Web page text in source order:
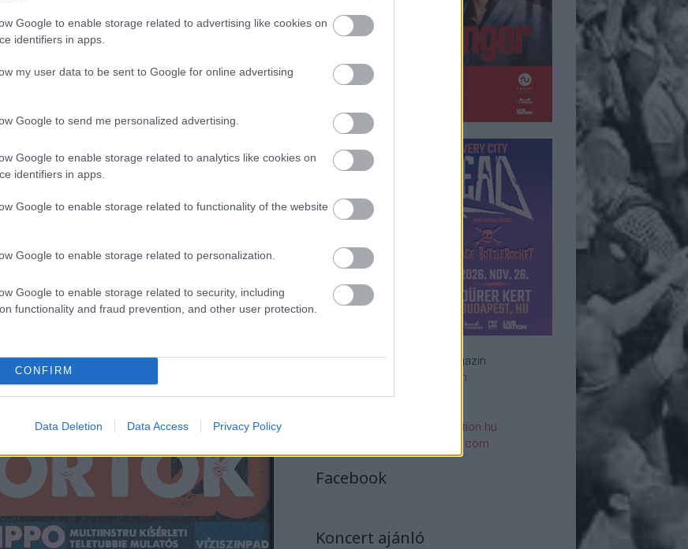
Google to enable storage related to advertising like cookies on
identifiers in apps.
my user data to be sent to Google for online advertising
Google to send me personalized advertising.
Google to enable storage related to analytics like cookies on
identifiers in apps.
Google to enable storage related to functionality of the website
Google to enable storage related to personalization.
Google to enable storage related to security, including
functionality and fraud prevention, and other user protection.
CONFIRM
Data Deletion Data Access Privacy Policy
Rockzenei magazin
Impresszum
rsszerk@rockstation.hu
rsszerk@gmail.com
Facebook
Koncert ajánló